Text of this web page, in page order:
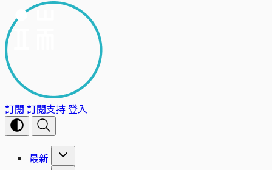
訂閱 訂閱支持登入
最新